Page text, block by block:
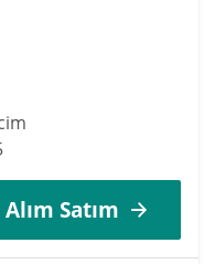
Alım Satım